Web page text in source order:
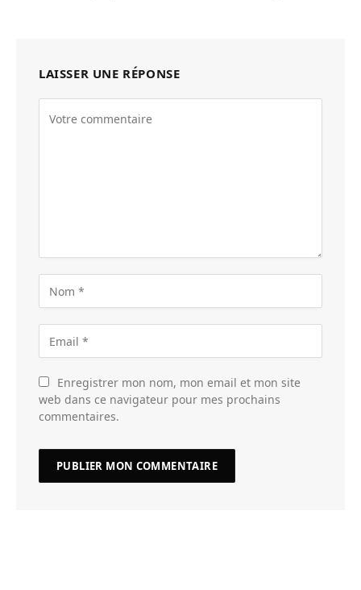
LAISSER UNE RÉPONSE
Enregistrer mon nom, mon email et mon site
web dans ce navigateur pour mes prochains
commentaires.